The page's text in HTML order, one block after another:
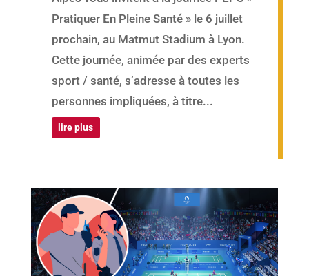
Pratiquer En Pleine Santé » le 6 juillet
prochain, au Matmut Stadium à Lyon.
Cette journée, animée par des experts
sport / santé, s’adresse à toutes les
personnes impliquées, à titre...
lire plus